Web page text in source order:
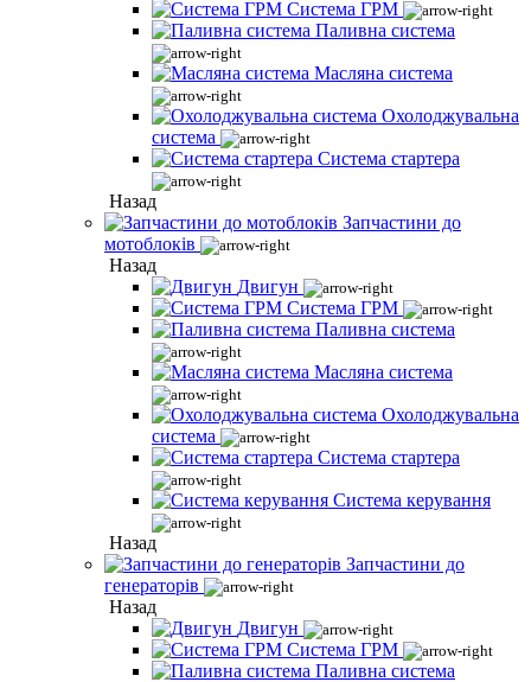
Система ГРМ
Паливна система
Масляна система
Охолоджувальна
система
Система стартера
Назад
Запчастини до
мотоблоків
Назад
Двигун
Система ГРМ
Паливна система
Масляна система
Охолоджувальна
система
Система стартера
Система керування
Назад
Запчастини до
генераторів
Назад
Двигун
Система ГРМ
Паливна система